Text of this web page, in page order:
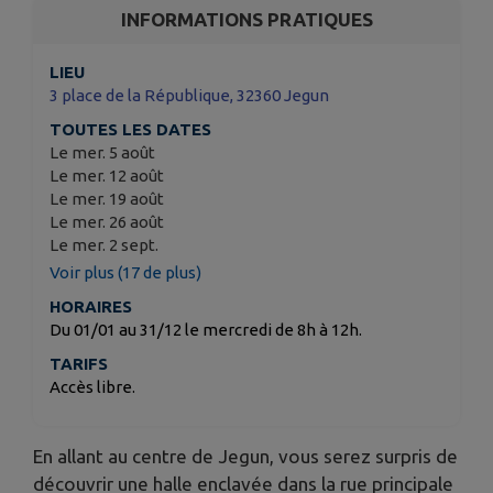
INFORMATIONS PRATIQUES
LIEU
3 place de la République, 32360 Jegun
TOUTES LES DATES
Le mer. 5 août
Le mer. 12 août
Le mer. 19 août
Le mer. 26 août
Le mer. 2 sept.
Voir plus (17 de plus)
HORAIRES
Du 01/01 au 31/12 le mercredi de 8h à 12h.
TARIFS
Accès libre.
En allant au centre de Jegun, vous serez surpris de
découvrir une halle enclavée dans la rue principale